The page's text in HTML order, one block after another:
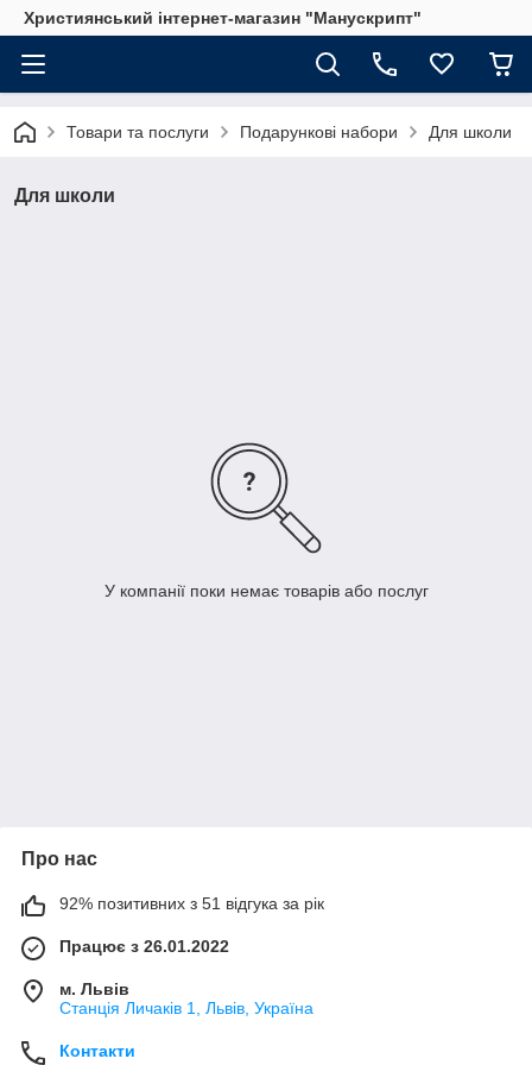
Християнський інтернет-магазин "Манускрипт"
Товари та послуги Подарункові набори Для школи
Для школи
У компанії поки немає товарів або послуг
Про нас
92% позитивних з 51 відгука за рік
Працює з 26.01.2022
м. Львів
Станція Личаків 1, Львів, Україна
Контакти